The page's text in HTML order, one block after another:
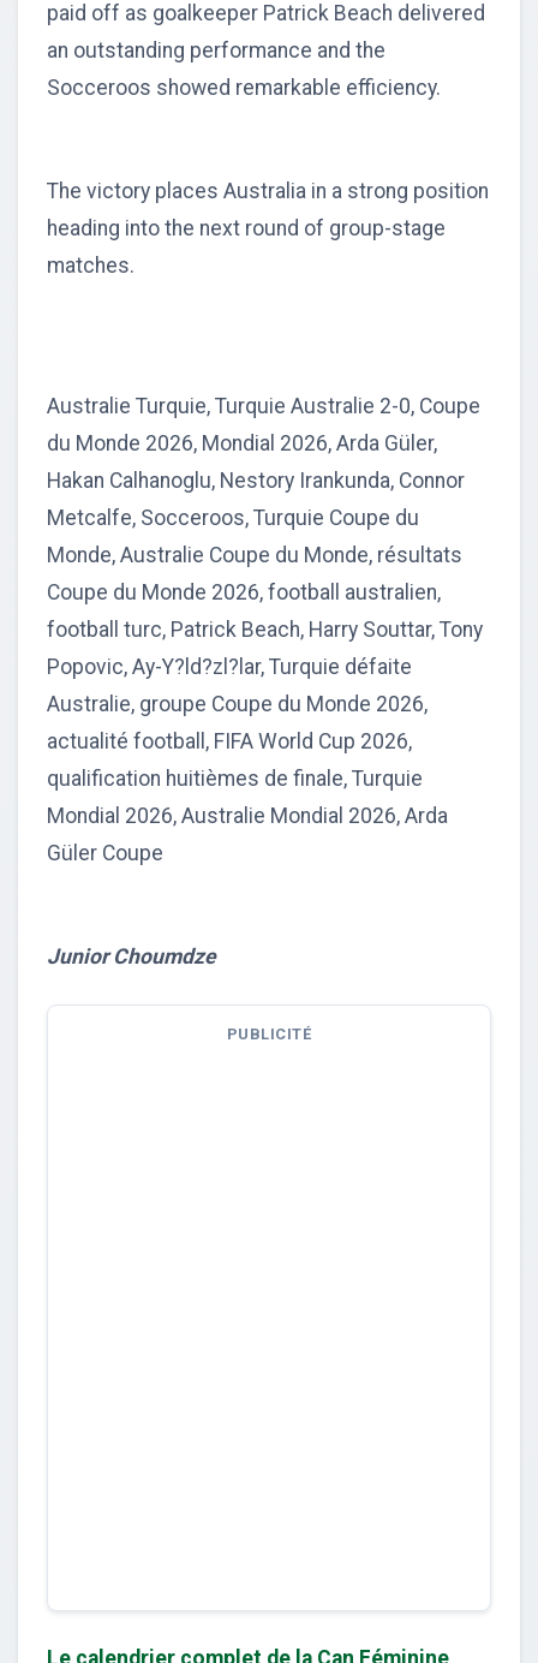
paid off as goalkeeper Patrick Beach delivered
an outstanding performance and the
Socceroos showed remarkable efficiency.
The victory places Australia in a strong position
heading into the next round of group-stage
matches.
Australie Turquie, Turquie Australie 2-0, Coupe
du Monde 2026, Mondial 2026, Arda Güler,
Hakan Calhanoglu, Nestory Irankunda, Connor
Metcalfe, Socceroos, Turquie Coupe du
Monde, Australie Coupe du Monde, résultats
Coupe du Monde 2026, football australien,
football turc, Patrick Beach, Harry Souttar, Tony
Popovic, Ay-Y?ld?zl?lar, Turquie défaite
Australie, groupe Coupe du Monde 2026,
actualité football, FIFA World Cup 2026,
qualification huitièmes de finale, Turquie
Mondial 2026, Australie Mondial 2026, Arda
Güler Coupe
Junior Choumdze
PUBLICITÉ